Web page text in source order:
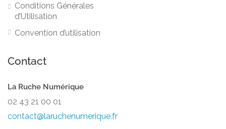
Conditions Générales
d’Utilisation
Convention d’utilisation
Contact
La Ruche Numérique
02 43 21 00 01
contact@laruchenumerique.fr